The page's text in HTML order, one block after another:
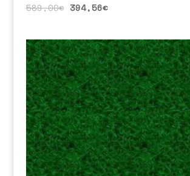
589,00€ 394,56€